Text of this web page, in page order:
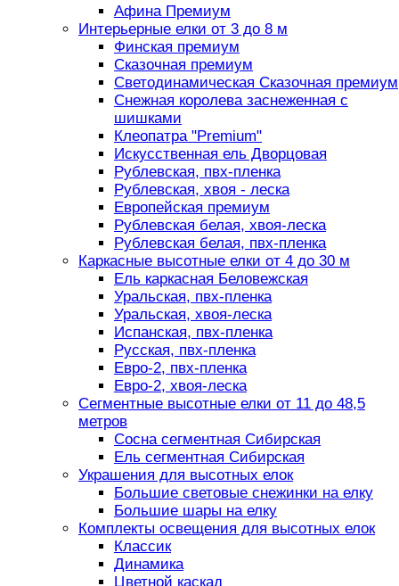
Афина Премиум
Интерьерные елки от 3 до 8 м
Финская премиум
Сказочная премиум
Светодинамическая Сказочная премиум
Снежная королева заснеженная с
шишками
Клеопатра "Premium"
Искусственная ель Дворцовая
Рублевская, пвх-пленка
Рублевская, хвоя - леска
Европейская премиум
Рублевская белая, хвоя-леска
Рублевская белая, пвх-пленка
Каркасные высотные елки от 4 до 30 м
Ель каркасная Беловежская
Уральская, пвх-пленка
Уральская, хвоя-леска
Испанская, пвх-пленка
Русская, пвх-пленка
Евро-2, пвх-пленка
Евро-2, хвоя-леска
Сегментные высотные елки от 11 до 48,5
метров
Сосна сегментная Сибирская
Ель сегментная Сибирская
Украшения для высотных елок
Большие световые снежинки на елку
Большие шары на елку
Комплекты освещения для высотных елок
Классик
Динамика
Цветной каскад